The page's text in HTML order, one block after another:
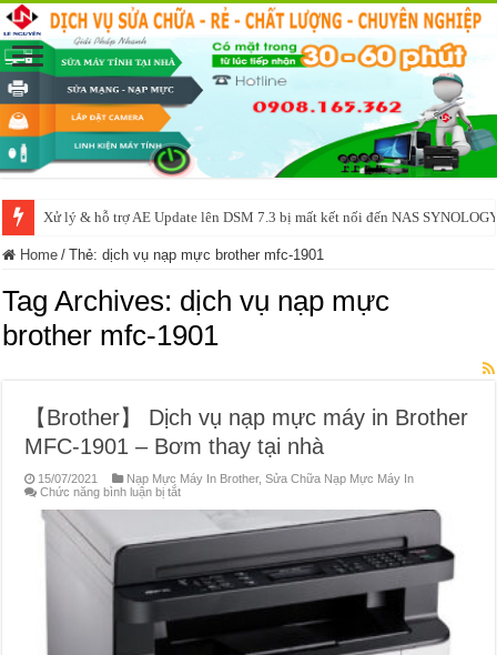
Xử lý & hỗ trợ AE Update lên DSM 7.3 bị mất kết nối đến NAS
Home / Thẻ:dịch vụ nạp mực brother mfc-1901
Tag Archives: dịch vụ nạp mực
brother mfc-1901
【Brother】 Dịch vụ nạp mực máy in Brother
MFC-1901 – Bơm thay tại nhà
15/07/2021 Nạp Mực Máy In Brother,Sửa Chữa Nạp Mực Máy In
Chức năng bình luận bị tắtở
vụ
mực
máy
in
Brother
MFC-
–